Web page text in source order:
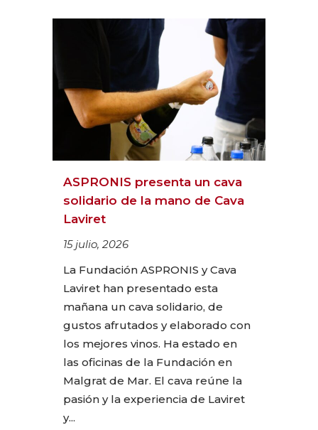
ASPRONIS presenta un cava
solidario de la mano de Cava
Laviret
15 julio, 2026
La Fundación ASPRONIS y Cava
Laviret han presentado esta
mañana un cava solidario, de
gustos afrutados y elaborado con
los mejores vinos. Ha estado en
las oficinas de la Fundación en
Malgrat de Mar. El cava reúne la
pasión y la experiencia de Laviret
y...